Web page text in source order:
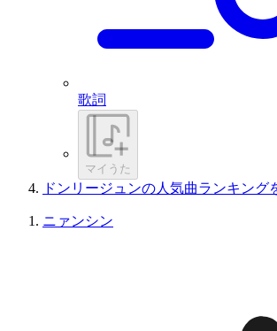
歌詞
マイうた
ドンリージュンの人気曲ランキング
ニァンシン